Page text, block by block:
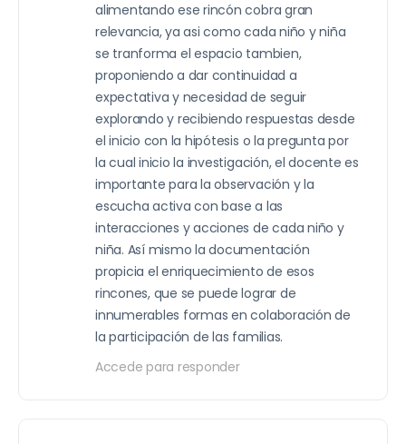
alimentando ese rincón cobra gran
relevancia, ya asi como cada niño y niña
se tranforma el espacio tambien,
proponiendo a dar continuidad a
expectativa y necesidad de seguir
explorando y recibiendo respuestas desde
el inicio con la hipótesis o la pregunta por
la cual inicio la investigación, el docente es
importante para la observación y la
escucha activa con base a las
interacciones y acciones de cada niño y
niña. Así mismo la documentación
propicia el enriquecimiento de esos
rincones, que se puede lograr de
innumerables formas en colaboración de
la participación de las familias.
Accede para responder